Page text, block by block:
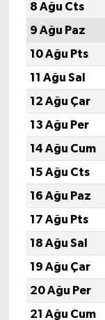
8 Ağu Cts
9 Ağu Paz
10 Ağu Pts
11 Ağu Sal
12 Ağu Çar
13 Ağu Per
14 Ağu Cum
15 Ağu Cts
16 Ağu Paz
17 Ağu Pts
18 Ağu Sal
19 Ağu Çar
20 Ağu Per
21 Ağu Cum